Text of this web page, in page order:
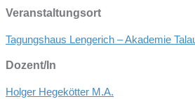
Veranstaltungsort
Tagungshaus Lengerich – Akademie
Dozent/In
Holger Hegekötter M.A.